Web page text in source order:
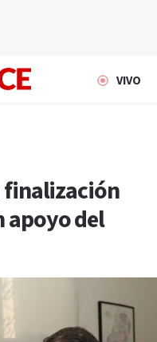
VIVO
finalización
apoyo del